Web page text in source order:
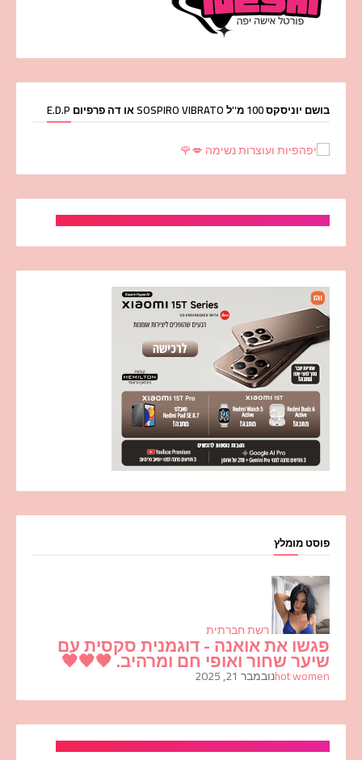
בושם יוניסקס 100 מ''ל SOSPIRO VIBRATO או דה פרפיום E.D.P
פוסט מומלץ
רשת חברתית
פגשו את אואנה - דוגמנית סקסית עם
שיער שחור ואופי חם ומרהיב. 🖤🖤🖤
hot womenנובמבר 21, 2025